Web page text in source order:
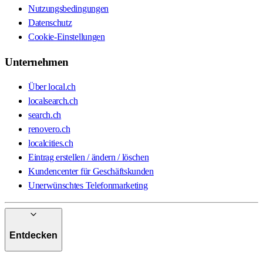
Nutzungsbedingungen
Datenschutz
Cookie-Einstellungen
Unternehmen
Über local.ch
localsearch.ch
search.ch
renovero.ch
localcities.ch
Eintrag erstellen / ändern / löschen
Kundencenter für Geschäftskunden
Unerwünschtes Telefonmarketing
Entdecken